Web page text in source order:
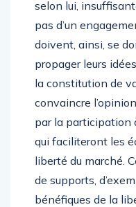
selon lui,
pas d’un
doivent, ainsi, se
propager leurs
la constitution de
convaincre
par la participation
qui faciliteront les
liberté du marché.
de supports,
bénéfiques de la